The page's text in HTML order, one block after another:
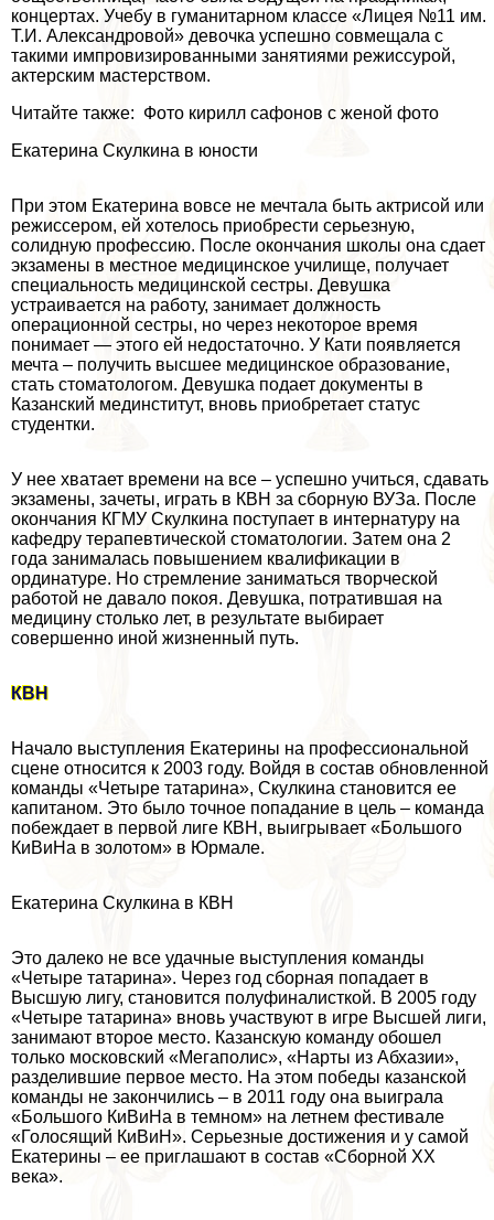
концертах. Учебу в гуманитарном классе «Лицея №11 им.
Т.И. Александровой» дeвoчка успешно совмещала с
такими импровизированными занятиями режиссурой,
актерским мастерством.
Читайте также: Фото кирилл сафонов с женой фото
Екатерина Скулкина в юности
При этом Екатерина вовсе не мечтала быть актрисой или
режиссером, ей хотелось приобрести серьезную,
солидную профессию. После окончания школы она сдает
экзамены в местное медицинское училище, получает
специальность медицинской сестры. Девушка
устраивается на работу, занимает должность
операционной сестры, но через некоторое время
понимает — этого ей недостаточно. У Кати появляется
мечта – получить высшее медицинское образование,
стать стоматологом. Девушка подает документы в
Казанский мединститут, вновь приобретает статус
студентки.
У нее хватает времени на все – успешно учиться, сдавать
экзамены, зачеты, играть в КВН за сборную ВУЗа. После
окончания КГМУ Скулкина поступает в интернатуру на
кафедру терапевтической стоматологии. Затем она 2
года занималась повышением квалификации в
ординатуре. Но стремление заниматься творческой
работой не давало покоя. Девушка, потратившая на
медицину столько лет, в результате выбирает
совершенно иной жизненный путь.
КВН
Начало выступления Екатерины на профессиональной
сцене относится к 2003 году. Войдя в состав обновленной
комaнды «Четыре татарина», Скулкина становится ее
капитаном. Это было точное попадание в цель – комaнда
побеждает в первой лиге КВН, выигрывает «Большого
КиВиНа в золотом» в Юрмале.
Екатерина Скулкина в КВН
Это далеко не все удачные выступления комaнды
«Четыре татарина». Через год сборная попадает в
Высшую лигу, становится полуфиналисткой. В 2005 году
«Четыре татарина» вновь участвуют в игре Высшей лиги,
занимают второе место. Казанскую комaнду обошел
только московский «Мегаполис», «Нарты из Абхазии»,
разделившие первое место. На этом победы казанской
комaнды не закончились – в 2011 году она выиграла
«Большого КиВиНа в темном» на летнем фестивале
«Голосящий КиВиН». Серьезные достижения и у самой
Екатерины – ее приглашают в состав «Сборной XX
века».